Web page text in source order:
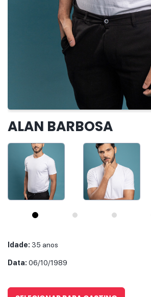
ALAN BARBOSA
Idade: 35 anos
Data: 06/10/1989
IR PARA O CASTING